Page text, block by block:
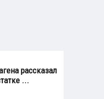
рассказал
...